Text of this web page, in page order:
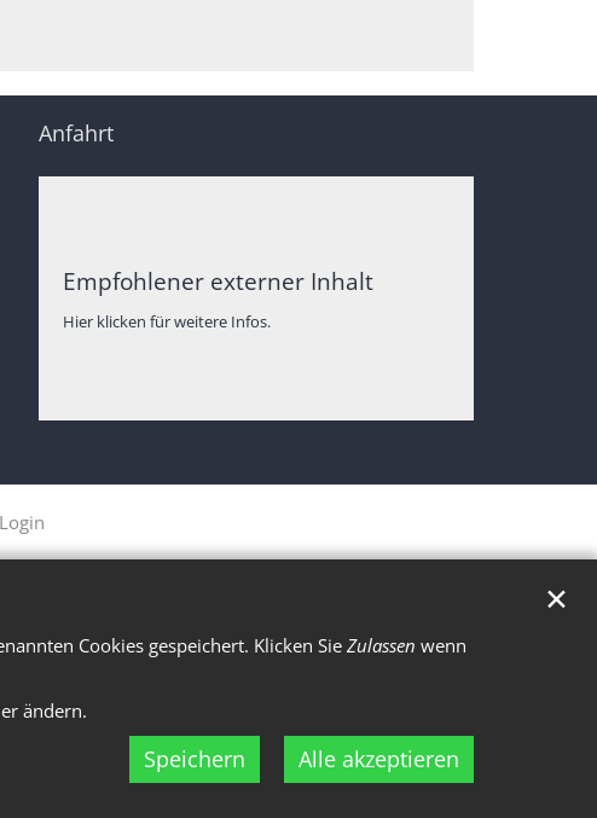
Cookies gespeichert. Klicken Sie Zulassen wenn
ändern.
Speichern Alle akzeptieren
✕
Anfahrt
Empfohlener externer Inhalt
Hier klicken für weitere Infos.
Login